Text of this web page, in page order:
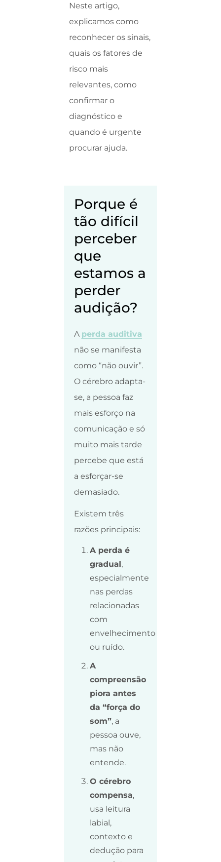
Neste artigo,
explicamos como
reconhecer os sinais,
quais os fatores de
risco mais
relevantes, como
confirmar o
diagnóstico e
quando é urgente
procurar ajuda.
Porque é
tão difícil
perceber
que
estamos a
perder
audição?
A perda auditiva
não se manifesta
como “não ouvir”.
O cérebro adapta-
se, a pessoa faz
mais esforço na
comunicação e só
muito mais tarde
percebe que está
a esforçar-se
demasiado.
Existem três
razões principais:
A perda é
gradual,
especialmente
nas perdas
relacionadas
com
envelhecimento
ou ruído.
A
compreensão
piora antes
da “força do
som”, a
pessoa ouve,
mas não
entende.
O cérebro
compensa,
usa leitura
labial,
contexto e
dedução para